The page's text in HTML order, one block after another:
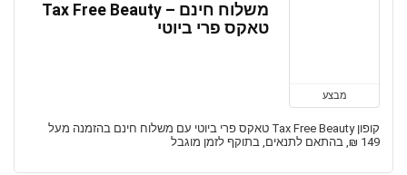
מבצע
משלוח חינם – Tax Free Beauty
טאקס פרי ביוטי
קופון Tax Free Beauty טאקס פרי ביוטי עם משלוח חינם בהזמנה מעל
149 ₪, בהתאם לתנאים, בתוקף לזמן מוגבל